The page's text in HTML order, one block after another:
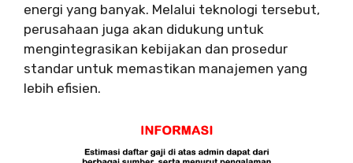
energi yang banyak. Melalui teknologi tersebut,
perusahaan juga akan didukung untuk
mengintegrasikan kebijakan dan prosedur
standar untuk memastikan manajemen yang
lebih efisien.